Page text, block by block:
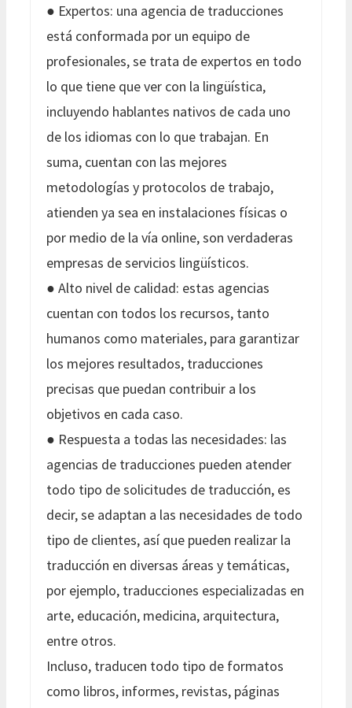
● Expertos: una agencia de traducciones
está conformada por un equipo de
profesionales, se trata de expertos en todo
lo que tiene que ver con la lingüística,
incluyendo hablantes nativos de cada uno
de los idiomas con lo que trabajan. En
suma, cuentan con las mejores
metodologías y protocolos de trabajo,
atienden ya sea en instalaciones físicas o
por medio de la vía online, son verdaderas
empresas de servicios lingüísticos.
● Alto nivel de calidad: estas agencias
cuentan con todos los recursos, tanto
humanos como materiales, para garantizar
los mejores resultados, traducciones
precisas que puedan contribuir a los
objetivos en cada caso.
● Respuesta a todas las necesidades: las
agencias de traducciones pueden atender
todo tipo de solicitudes de traducción, es
decir, se adaptan a las necesidades de todo
tipo de clientes, así que pueden realizar la
traducción en diversas áreas y temáticas,
por ejemplo, traducciones especializadas en
arte, educación, medicina, arquitectura,
entre otros.
Incluso, traducen todo tipo de formatos
como libros, informes, revistas, páginas